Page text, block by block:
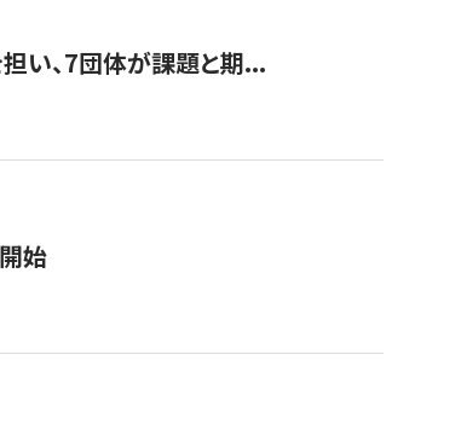
い、7団体が課題と期...
始